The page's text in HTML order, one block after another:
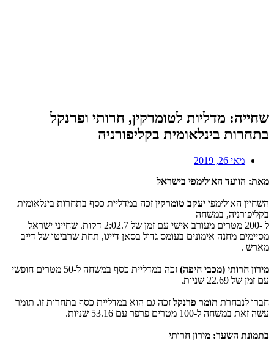
שחייה: מדליות לטומרקין, חרותי ופרנקל
בתחרות בינלאומית בקליפורניה
מאי 26, 2019
מאת: הוועד האולימפי בישראל
השחיין האולימפי יעקב טומרקין זכה במדליית כסף בתחרות בינלאומית
בקליפורניה, במשחה
ל -200 מטרים מעורב אישי עם זמן של 2:02.7 דקות. שחייני ישראל
מסיימים מחנה אימונים בעומס גדול בסאן דייגו, תחת שרביטו של דייב
מארש .
מירון חרותי (מכבי חיפה)
זכה במדליית כסף במשחה ל-50 מטרים חופשי
עם זמן של 22.69 שניות.
חברו לנבחרת תומר פרנקל זכה גם הוא במדליית כסף בתחרות זו. תומר
עשה זאת במשחה ל-100 מטרים פרפר עם 53.16 שניות.
בתמונת השער: מירון חרותי